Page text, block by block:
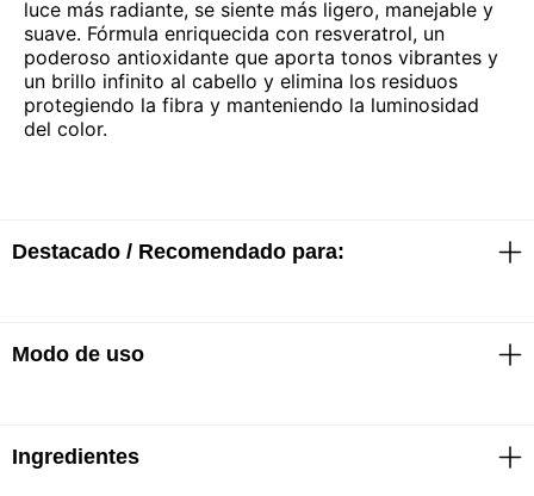
luce más radiante, se siente más ligero, manejable y
suave. Fórmula enriquecida con resveratrol, un
poderoso antioxidante que aporta tonos vibrantes y
un brillo infinito al cabello y elimina los residuos
protegiendo la fibra y manteniendo la luminosidad
del color.
Destacado / Recomendado para:
más brilloso.
Modo de uso
· Aplicar uniformemente sobre el cabello mojado y
Ingredientes